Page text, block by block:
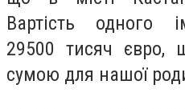
Вартість одного
29500 тисяч
сумою для нашої